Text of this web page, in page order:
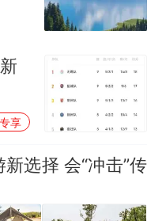
享
选择 会“冲击”传